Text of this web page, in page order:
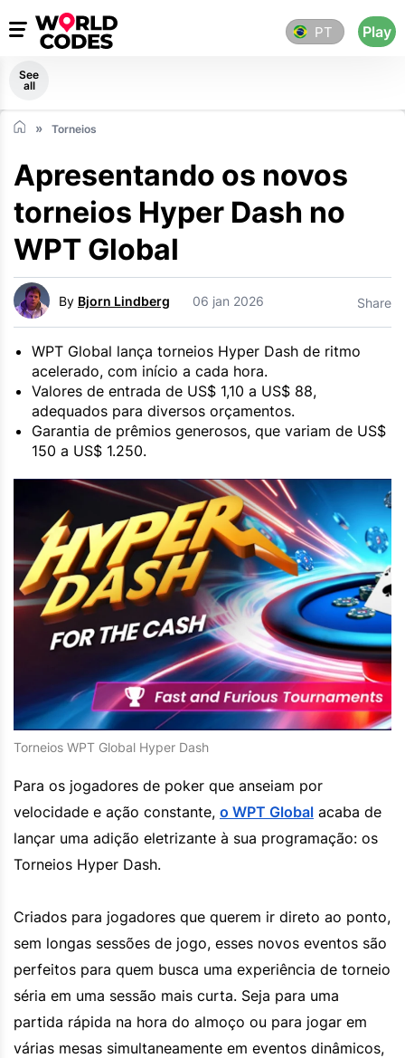
PT Play
See
all
Torneios
Apresentando os novos
torneios Hyper Dash no
WPT Global
By Bjorn Lindberg 06 jan 2026 Share
WPT Global lança torneios Hyper Dash de ritmo
acelerado, com início a cada hora.
Valores de entrada de US$ 1,10 a US$ 88,
adequados para diversos orçamentos.
Garantia de prêmios generosos, que variam de US$
150 a US$ 1.250.
Torneios WPT Global Hyper Dash
Para os jogadores de poker que anseiam por
velocidade e ação constante, o WPT Global acaba de
lançar uma adição eletrizante à sua programação: os
Torneios Hyper Dash.
Criados para jogadores que querem ir direto ao ponto,
sem longas sessões de jogo, esses novos eventos são
perfeitos para quem busca uma experiência de torneio
séria em uma sessão mais curta. Seja para uma
partida rápida na hora do almoço ou para jogar em
várias mesas simultaneamente em eventos dinâmicos,